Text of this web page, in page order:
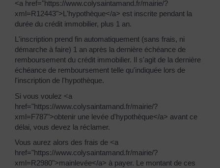
<a href="https://www.colysaintamand.fr/mairie/?
xml=R12443">L'hypothèque</a> est inscrite pendant la
durée du crédit immobilier, plus 1 an.
L'inscription prend fin automatiquement (sans frais, ni
démarche à faire) 1 an après la dernière échéance de
remboursement du crédit immobilier. Il s'agit de la dernière
échéance de remboursement telle qu'indiquée lors de
l'inscription de l'hypothèque.
Si vous voulez <a
href="https://www.colysaintamand.fr/mairie/?
xml=F787">obtenir une levée d'hypothèque</a> avant ce
délai, vous devez la réclamer.
Vous aurez alors des frais de <a
href="https://www.colysaintamand.fr/mairie/?
xml=R2980">mainlevée</a> à payer. Le montant de ces